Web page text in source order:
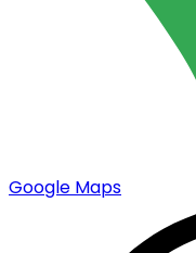
Google Maps